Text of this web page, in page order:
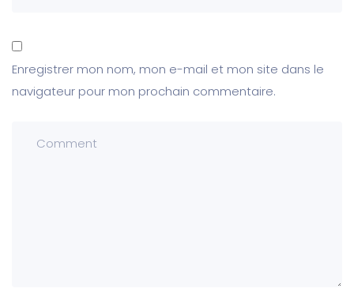
Enregistrer mon nom, mon e-mail et mon site dans le
navigateur pour mon prochain commentaire.